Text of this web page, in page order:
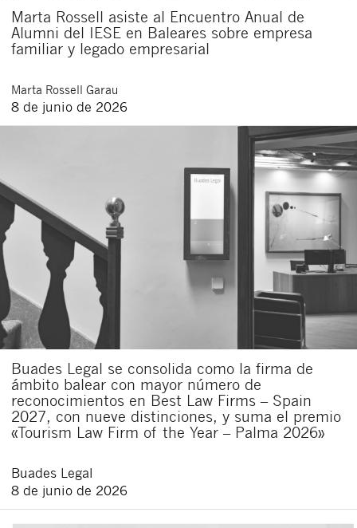
Marta Rossell asiste al Encuentro Anual de
Alumni del IESE en Baleares sobre empresa
familiar y legado empresarial
Marta Rossell Garau
8 de junio de 2026
Buades Legal se consolida como la firma de
ámbito balear con mayor número de
reconocimientos en Best Law Firms – Spain
2027, con nueve distinciones, y suma el premio
«Tourism Law Firm of the Year – Palma 2026»
Buades Legal
8 de junio de 2026